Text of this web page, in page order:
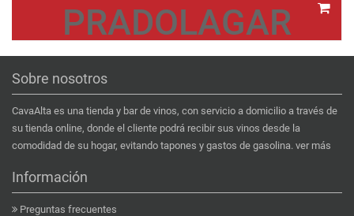
PRADOLAGAR
Sobre nosotros
CavaAlta es una tienda y bar de vinos, con servicio a domicilio a través de
su tienda online, donde el cliente podrá recibir sus vinos desde la
comodidad de su hogar, evitando tapones y gastos de gasolina. ver más
Información
Preguntas frecuentes